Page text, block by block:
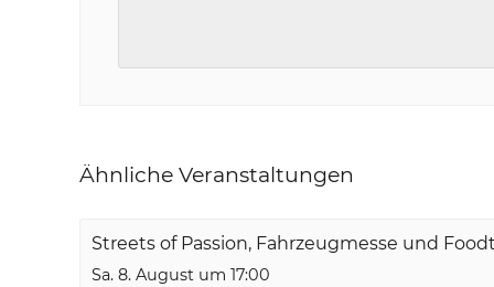
Ähnliche Veranstaltungen
Streets of Passion, Fahrzeugmesse und
Sa. 8. August um 17:00